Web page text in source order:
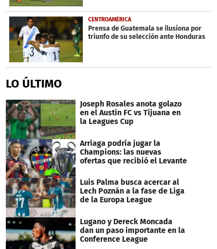
CENTROAMÉRICA
Prensa de Guatemala se ilusiona por
triunfo de su selección ante Honduras
LO ÚLTIMO
Joseph Rosales anota golazo
en el Austin FC vs Tijuana en
la Leagues Cup
Arriaga podría jugar la
Champions: las nuevas
ofertas que recibió el Levante
Luis Palma busca acercar al
Lech Poznán a la fase de Liga
de la Europa League
Lugano y Dereck Moncada
dan un paso importante en la
Conference League